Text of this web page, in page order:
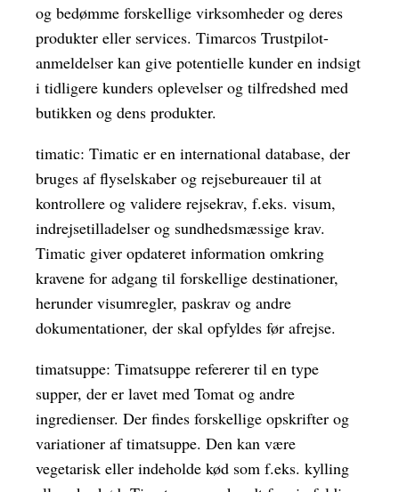
og bedømme forskellige virksomheder og deres
produkter eller services. Timarcos Trustpilot-
anmeldelser kan give potentielle kunder en indsigt
i tidligere kunders oplevelser og tilfredshed med
butikken og dens produkter.
timatic: Timatic er en international database, der
bruges af flyselskaber og rejsebureauer til at
kontrollere og validere rejsekrav, f.eks. visum,
indrejsetilladelser og sundhedsmæssige krav.
Timatic giver opdateret information omkring
kravene for adgang til forskellige destinationer,
herunder visumregler, paskrav og andre
dokumentationer, der skal opfyldes før afrejse.
timatsuppe: Timatsuppe refererer til en type
supper, der er lavet med Tomat og andre
ingredienser. Der findes forskellige opskrifter og
variationer af timatsuppe. Den kan være
vegetarisk eller indeholde kød som f.eks. kylling